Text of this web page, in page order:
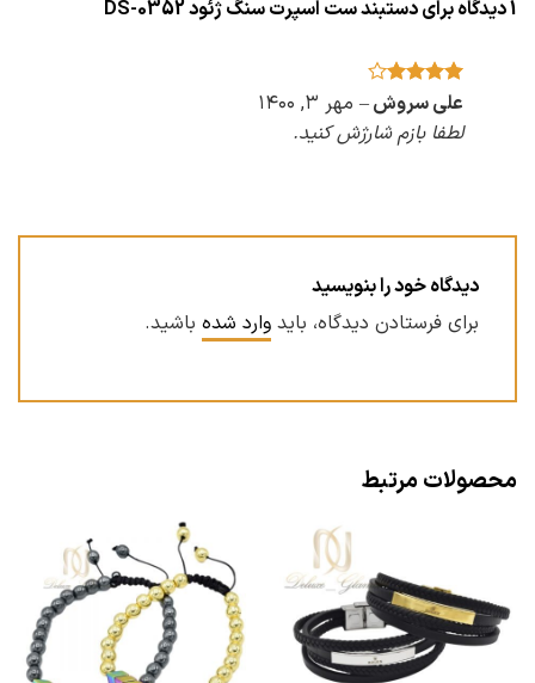
1 دیدگاه برای دستبند ست اسپرت سنگ ژئود DS-0352
امتیاز4
از 5
علی سروش– مهر ۳, ۱۴۰۰
لطفا بازم شارژش کنید.
دیدگاه خود را بنویسید
برای فرستادن دیدگاه، باید وارد شده باشید.
محصولات مرتبط